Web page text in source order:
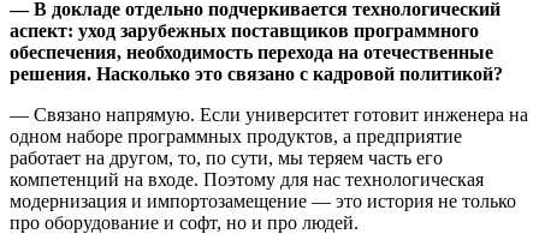
— В докладе отдельно подчеркивается технологический
аспект: уход зарубежных поставщиков программного
обеспечения, необходимость перехода на отечественные
решения. Насколько это связано с кадровой политикой?
— Связано напрямую. Если университет готовит инженера на
одном наборе программных продуктов, а предприятие
работает на другом, то, по сути, мы теряем часть его
компетенций на входе. Поэтому для нас технологическая
модернизация и импортозамещение — это история не только
про оборудование и софт, но и про людей.